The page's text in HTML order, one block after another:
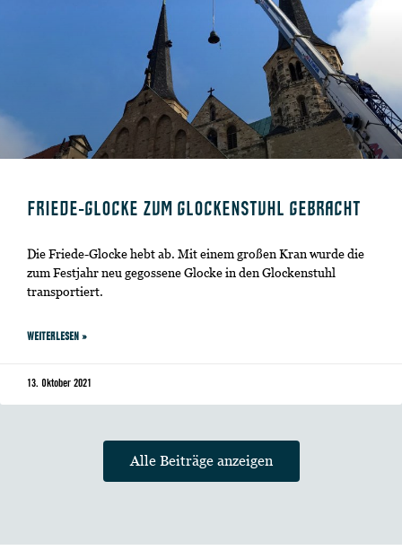
FRIEDE-GLOCKE ZUM GLOCKENSTUHL GEBRACHT
Die Friede-Glocke hebt ab. Mit einem großen Kran wurde die
zum Festjahr neu gegossene Glocke in den Glockenstuhl
transportiert.
WEITERLESEN »
13. Oktober 2021
Alle Beiträge anzeigen